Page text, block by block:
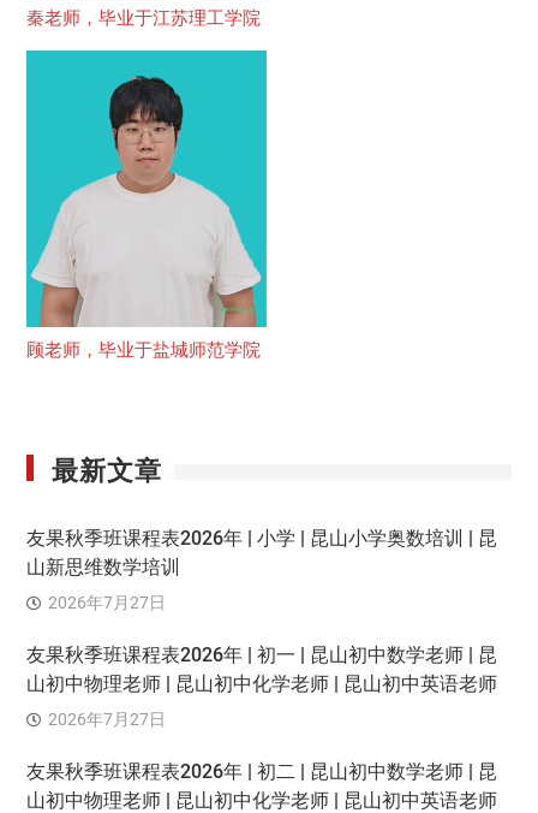
秦老师，毕业于江苏理工学院
顾老师，毕业于盐城师范学院
最新文章
友果秋季班课程表2026年 | 小学 | 昆山小学奥数培训 | 昆
山新思维数学培训
2026年7月27日
友果秋季班课程表2026年 | 初一 | 昆山初中数学老师 | 昆
山初中物理老师 | 昆山初中化学老师 | 昆山初中英语老师
2026年7月27日
友果秋季班课程表2026年 | 初二 | 昆山初中数学老师 | 昆
山初中物理老师 | 昆山初中化学老师 | 昆山初中英语老师